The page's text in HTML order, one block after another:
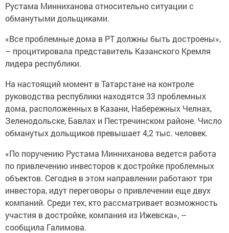
Рустама Минниханова относительно ситуации с
обманутыми дольщиками.
«Все проблемные дома в РТ должны быть достроены»,
– процитировала представитель Казанского Кремля
лидера республики.
На настоящий момент в Татарстане на контроле
руководства республики находятся 33 проблемных
дома, расположенных в Казани, Набережных Челнах,
Зеленодольске, Бавлах и Пестречинском районе. Число
обманутых дольщиков превышает 4,2 тыс. человек.
«По поручению Рустама Минниханова ведется работа
по привлечению инвесторов к достройке проблемных
объектов. Сегодня в этом направлении работают три
инвестора, идут переговоры о привлечении еще двух
компаний. Среди тех, кто рассматривает возможность
участия в достройке, компания из Ижевска», –
сообщила Галимова.